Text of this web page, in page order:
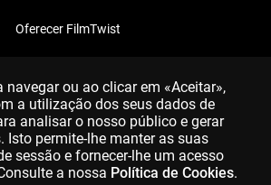
Oferecer FilmTwist
navegar ou ao clicar em «Aceitar»,
a utilização dos seus dados de
analisar o nosso público e gerar
Isto permite-lhe manter as suas
sessão e fornecer-lhe um acesso
a nossa Política de Cookies.